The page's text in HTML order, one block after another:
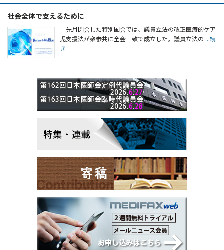
社会全体で支えるために
先月閉会した特別国会では、議員立法の改正医療的ケア
児支援法が衆参共に全会一致で成立した。議員立法の ...続
き